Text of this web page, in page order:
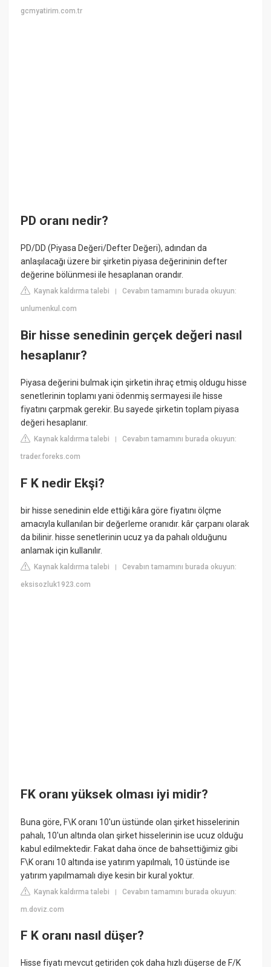
gcmyatirim.com.tr
PD oranı nedir?
PD/DD (Piyasa Değeri/Defter Değeri), adından da
anlaşılacağı üzere bir şirketin piyasa değerininin defter
değerine bölünmesi ile hesaplanan orandır.
Kaynak kaldırma talebi |Cevabın tamamını burada okuyun:
unlumenkul.com
Bir hisse senedinin gerçek değeri nasıl
hesaplanır?
Piyasa değerini bulmak için şirketin ihraç etmiş oldugu hisse
senetlerinin toplamı yani ödenmiş sermayesi ile hisse
fiyatını çarpmak gerekir. Bu sayede şirketin toplam piyasa
değeri hesaplanır.
Kaynak kaldırma talebi |Cevabın tamamını burada okuyun:
trader.foreks.com
F K nedir Ekşi?
bir hisse senedinin elde ettiği kâra göre fiyatını ölçme
amacıyla kullanılan bir değerleme oranıdır. kâr çarpanı olarak
da bilinir. hisse senetlerinin ucuz ya da pahalı olduğunu
anlamak için kullanılır.
Kaynak kaldırma talebi |Cevabın tamamını burada okuyun:
eksisozluk1923.com
FK oranı yüksek olması iyi midir?
Buna göre, F\K oranı 10'un üstünde olan şirket hisselerinin
pahalı, 10'un altında olan şirket hisselerinin ise ucuz olduğu
kabul edilmektedir. Fakat daha önce de bahsettiğimiz gibi
F\K oranı 10 altında ise yatırım yapılmalı, 10 üstünde ise
yatırım yapılmamalı diye kesin bir kural yoktur.
Kaynak kaldırma talebi |Cevabın tamamını burada okuyun:
m.doviz.com
F K oranı nasıl düşer?
Hisse fiyatı mevcut getiriden çok daha hızlı düşerse de F/K